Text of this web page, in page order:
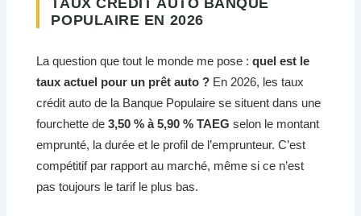
POPULAIRE EN 2026
La question que tout le monde me pose :quel est le
taux actuel pour un prêt auto ? En 2026, les taux
crédit auto de la Banque Populaire se situent dans une
fourchette de3,50 % à 5,90 % TAEG selon le montant
emprunté, la durée et le profil de l’emprunteur. C’est
compétitif par rapport au marché, même si ce n’est
pas toujours le tarif le plus bas.